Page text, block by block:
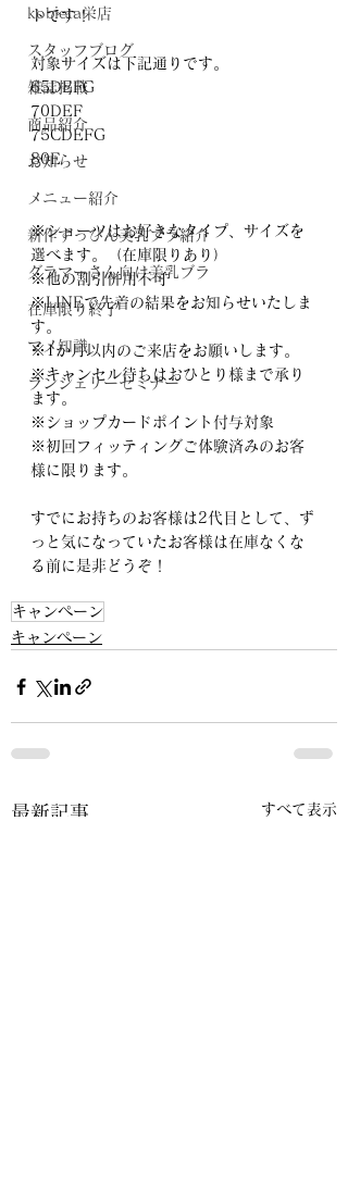
kobieta栄店
スタッフブログ
雑誌掲載
商品紹介
お知らせ
メニュー紹介
新作すっぴん美乳ブラ紹介
グラマーさん向け美乳ブラ
在庫限り終了
マメ知識
ランジェリーセミナー
トです！
対象サイズは下記通りです。
65DEFG
70DEF
75CDEFG
80E
※ショーツはお好きなタイプ、サイズを
選べます。（在庫限りあり）
※他の割引併用不可
※LINEで先着の結果をお知らせいたしま
す。
※1か月以内のご来店をお願いします。
※キャンセル待ちはおひとり様まで承り
ます。
※ショップカードポイント付与対象
※初回フィッティングご体験済みのお客
様に限ります。
すでにお持ちのお客様は2代目として、ず
っと気になっていたお客様は在庫なくな
る前に是非どうぞ！
キャンペーン
キャンペーン
最新記事 すべて表示